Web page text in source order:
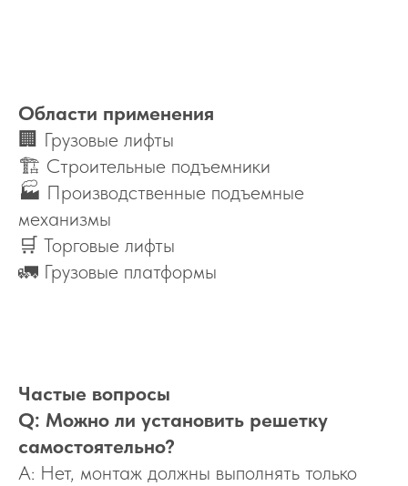
Области применения
🏢 Грузовые лифты
🏗️ Строительные подъемники
🏭 Производственные подъемные
механизмы
🛒 Торговые лифты
🚛 Грузовые платформы
Частые вопросы
Q: Можно ли установить решетку
самостоятельно?
A: Нет, монтаж должны выполнять только